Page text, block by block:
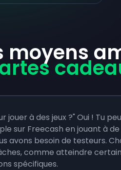
moyens
à des jeux ?" Oui ! Tu
sur Freecash en jouant à de
avons besoin de testeurs.
comme atteindre
spécifiques.